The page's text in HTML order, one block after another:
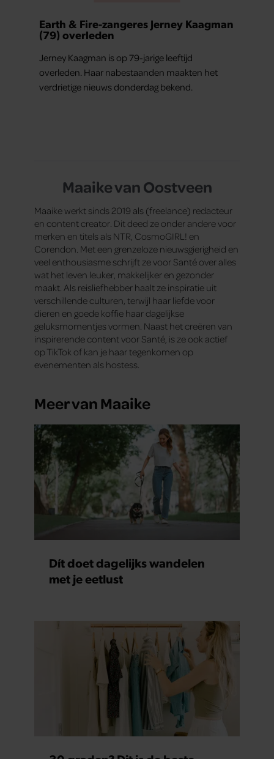
Earth & Fire-zangeres Jerney Kaagman
(79) overleden
Jerney Kaagman is op 79-jarige leeftijd
overleden. Haar nabestaanden maakten het
verdrietige nieuws donderdag bekend.
Maaike van Oostveen
Maaike werkt sinds 2019 als (freelance) redacteur
en content creator. Dit deed ze onder andere voor
merken en titels als NTR, CosmoGIRL! en
Corendon. Met een grenzeloze nieuwsgierigheid en
veel enthousiasme schrijft ze voor Santé over alles
wat het leven leuker, makkelijker en gezonder
maakt. Als reisliefhebber haalt ze inspiratie uit
verschillende culturen, terwijl haar liefde voor
dieren en goede koffie haar dagelijkse
geluksmomentjes vormen. Naast het creëren van
inspirerende content voor Santé, is ze ook actief
op TikTok of kan je haar tegenkomen op
evenementen als hostess.
Meer van Maaike
Dít doet dagelijks wandelen
met je eetlust